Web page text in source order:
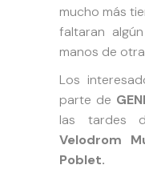
mucho más
faltaran
manos de
Los
parte de
las tardes
Velodrom
Poblet.